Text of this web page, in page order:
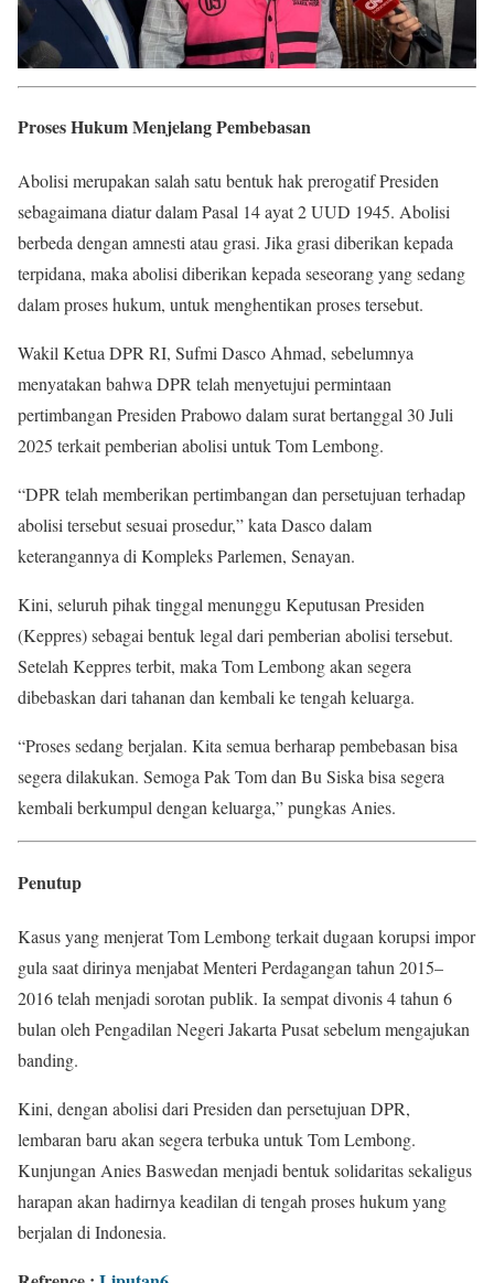
Proses Hukum Menjelang Pembebasan
Abolisi merupakan salah satu bentuk hak prerogatif Presiden
sebagaimana diatur dalam Pasal 14 ayat 2 UUD 1945. Abolisi
berbeda dengan amnesti atau grasi. Jika grasi diberikan kepada
terpidana, maka abolisi diberikan kepada seseorang yang sedang
dalam proses hukum, untuk menghentikan proses tersebut.
Wakil Ketua DPR RI, Sufmi Dasco Ahmad, sebelumnya
menyatakan bahwa DPR telah menyetujui permintaan
pertimbangan Presiden Prabowo dalam surat bertanggal 30 Juli
2025 terkait pemberian abolisi untuk Tom Lembong.
“DPR telah memberikan pertimbangan dan persetujuan terhadap
abolisi tersebut sesuai prosedur,” kata Dasco dalam
keterangannya di Kompleks Parlemen, Senayan.
Kini, seluruh pihak tinggal menunggu Keputusan Presiden
(Keppres) sebagai bentuk legal dari pemberian abolisi tersebut.
Setelah Keppres terbit, maka Tom Lembong akan segera
dibebaskan dari tahanan dan kembali ke tengah keluarga.
“Proses sedang berjalan. Kita semua berharap pembebasan bisa
segera dilakukan. Semoga Pak Tom dan Bu Siska bisa segera
kembali berkumpul dengan keluarga,” pungkas Anies.
Penutup
Kasus yang menjerat Tom Lembong terkait dugaan korupsi impor
gula saat dirinya menjabat Menteri Perdagangan tahun 2015–
2016 telah menjadi sorotan publik. Ia sempat divonis 4 tahun 6
bulan oleh Pengadilan Negeri Jakarta Pusat sebelum mengajukan
banding.
Kini, dengan abolisi dari Presiden dan persetujuan DPR,
lembaran baru akan segera terbuka untuk Tom Lembong.
Kunjungan Anies Baswedan menjadi bentuk solidaritas sekaligus
harapan akan hadirnya keadilan di tengah proses hukum yang
berjalan di Indonesia.